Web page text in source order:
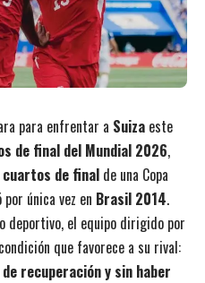
para enfrentar a Suiza este
de final del Mundial 2026,
cuartos de final de una Copa
única vez en Brasil 2014.
deportivo, el equipo dirigido por
que favorece a su rival:
recuperación y sin haber